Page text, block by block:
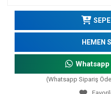
HEMEN
Whatsapp
(Whatsapp Sipariş